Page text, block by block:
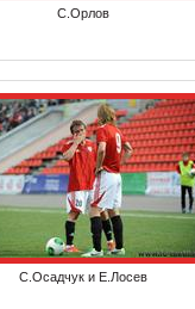
С.Орлов
С.Осадчук и Е.Лосев